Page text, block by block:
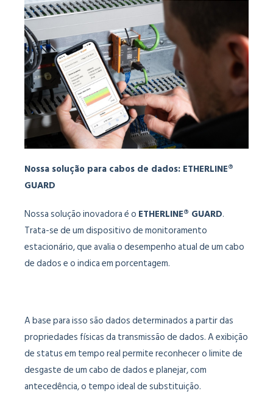
Nossa solução para cabos de dados: ETHERLINE®
GUARD
Nossa solução inovadora é o ETHERLINE® GUARD.
Trata-se de um dispositivo de monitoramento
estacionário, que avalia o desempenho atual de um cabo
de dados e o indica em porcentagem.
A base para isso são dados determinados a partir das
propriedades físicas da transmissão de dados. A exibição
de status em tempo real permite reconhecer o limite de
desgaste de um cabo de dados e planejar, com
antecedência, o tempo ideal de substituição.